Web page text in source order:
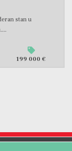
– stan površine
228 000 €